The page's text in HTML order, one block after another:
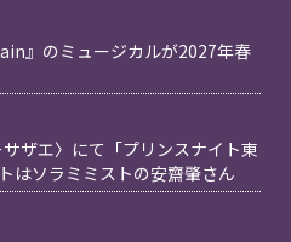
』のミュージカルが2027年春
ザエ〉にて「プリンスナイト東
はソラミミストの安齋肇さん